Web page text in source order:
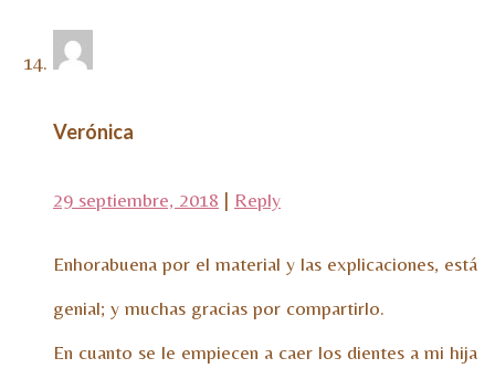
Verónica
29 septiembre, 2018 | Reply
Enhorabuena por el material y las explicaciones, está
genial; y muchas gracias por compartirlo.
En cuanto se le empiecen a caer los dientes a mi hija